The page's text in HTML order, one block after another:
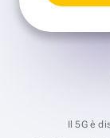
Il 5G è